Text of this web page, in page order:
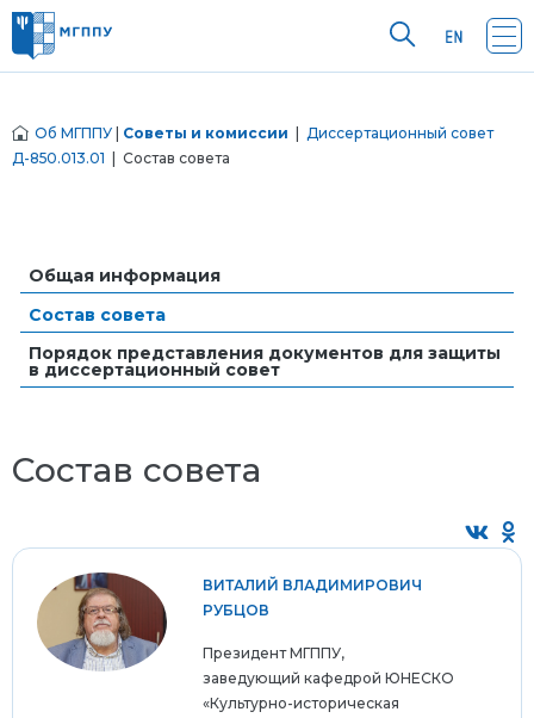
Об МГППУ Советы и комиссии
Диссертационный совет
Д-850.013.01 | Состав совета
Общая информация
Состав совета
Порядок представления документов для защиты
в диссертационный совет
Состав совета
ВИТАЛИЙ ВЛАДИМИРОВИЧ
РУБЦОВ
Президент МГППУ,
заведующий кафедрой ЮНЕСКО
«Культурно-историческая